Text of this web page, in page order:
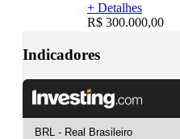
+ Detalhes
R$ 300.000,00
Indicadores